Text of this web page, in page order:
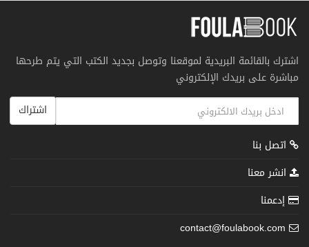
اشترك بالقائمة البريدية لموقعنا وتوصل بجديد الكتب التي يتم طرحها
مباشرة على بريدك الإلكتروني
اشتراك
اتصل بنا
انشر معنا
إدعمنا
contact@foulabook.com